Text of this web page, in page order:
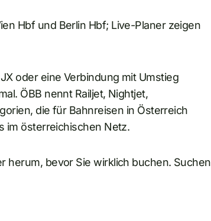
Hbf und Berlin Hbf; Live-Planer zeigen
oder eine Verbindung mit Umstieg
ÖBB nennt Railjet, Nightjet,
die für Bahnreisen in Österreich
im österreichischen Netz.
herum, bevor Sie wirklich buchen. Suchen